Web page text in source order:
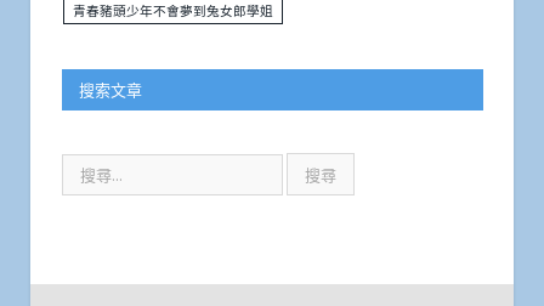
青春豬頭少年不會夢到兔女郎學姐
搜索文章